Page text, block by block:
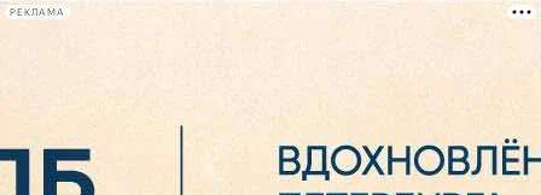
РЕКЛАМА
Сегодня: